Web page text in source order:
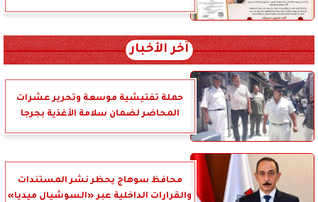
آخر الأخبار
حملة تفتيشية موسعة وتحرير عشرات
المحاضر لضمان سلامة الأغذية بجرجا
محافظ سوهاج يحظر نشر المستندات
والقرارات الداخلية عبر «السوشيال ميديا»